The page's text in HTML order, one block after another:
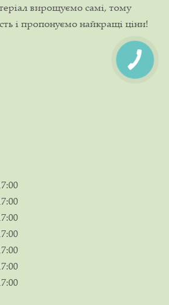
вирощуємо самі, тому
і пропонуємо найкращі ціни!